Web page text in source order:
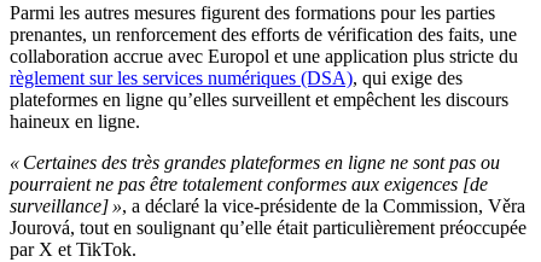
Parmi les autres mesures figurent des formations pour les parties
prenantes, un renforcement des efforts de vérification des faits, une
collaboration accrue avec Europol et une application plus stricte du
règlement sur les services numériques (DSA), qui exige des
plateformes en ligne qu’elles surveillent et empêchent les discours
haineux en ligne.
« Certaines des très grandes plateformes en ligne ne sont pas ou
pourraient ne pas être totalement conformes aux exigences [de
surveillance] », a déclaré la vice-présidente de la Commission, Věra
Jourová, tout en soulignant qu’elle était particulièrement préoccupée
par X et TikTok.